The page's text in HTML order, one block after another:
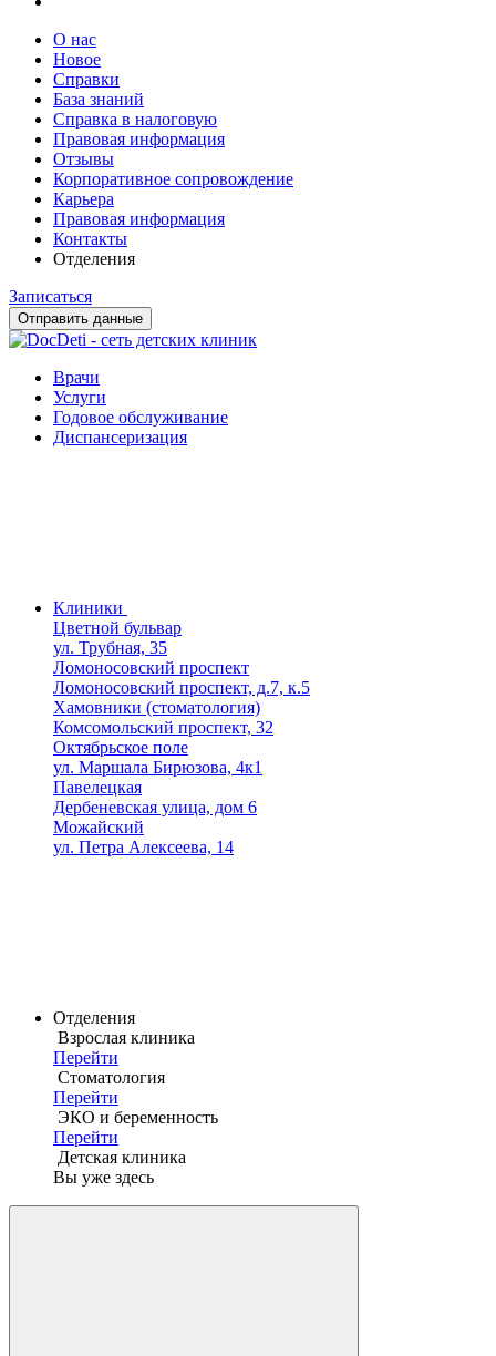
О нас
Новое
Справки
База знаний
Справка в налоговую
Правовая информация
Отзывы
Корпоративное сопровождение
Карьера
Правовая информация
Контакты
Отделения
Записаться
Отправить данные
Врачи
Услуги
Годовое обслуживание
Диспансеризация
Клиники
Цветной бульвар
ул. Трубная, 35
Ломоносовский проспект
Ломоносовский проспект, д.7, к.5
Хамовники (стоматология)
Комсомольский проспект, 32
Октябрьское поле
ул. Маршала Бирюзова, 4к1
Павелецкая
Дербеневская улица, дом 6
Можайский
ул. Петра Алексеева, 14
Отделения
Взрослая клиника
Перейти
Стоматология
Перейти
ЭКО и беременность
Перейти
Детская клиника
Вы уже здесь